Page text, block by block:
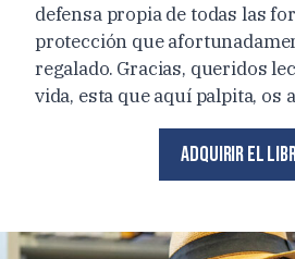
defensa propia de todas las
protección que
regalado. Gracias, queridos
vida, esta que aquí palpita, os
Adquirir el